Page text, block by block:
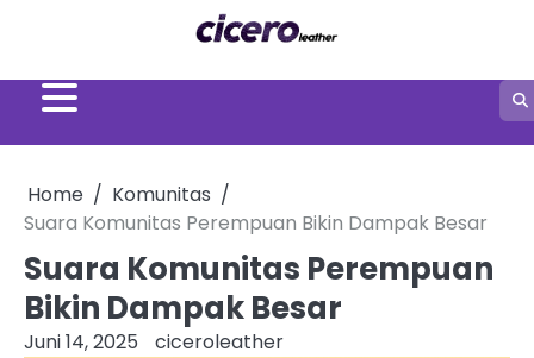
Home
Komunitas
Suara Komunitas Perempuan Bikin Dampak Besar
Suara Komunitas Perempuan
Bikin Dampak Besar
Juni 14, 2025 ciceroleather